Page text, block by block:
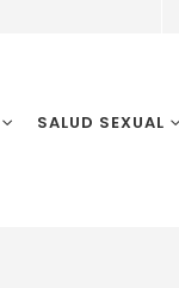
SALUD SEXUAL